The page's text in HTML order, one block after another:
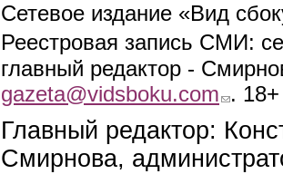
Сетевое издание «Вид
Реестровая запись СМИ:
главный редактор -
gazeta@vidsboku.com (link sends e-
. 18+
Главный редактор:
Смирнова,